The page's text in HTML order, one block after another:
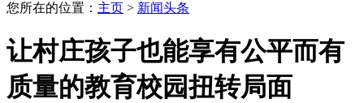
您所在的位置： 主页 > 新闻头条
让村庄孩子也能享有公平而有
质量的教育校园扭转局面